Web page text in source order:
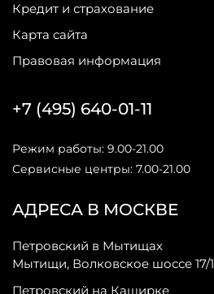
Кредит и страхование
Карта сайта
Правовая информация
АДРЕСА В МОСКВЕ
Петровский в Мытищах
Мытищи, Волковское шоссе 17/1
Петровский на Каширке
+7 (495) 640-01-11
Режим работы: 9.00-21.00
Сервисные центры: 7.00-21.00